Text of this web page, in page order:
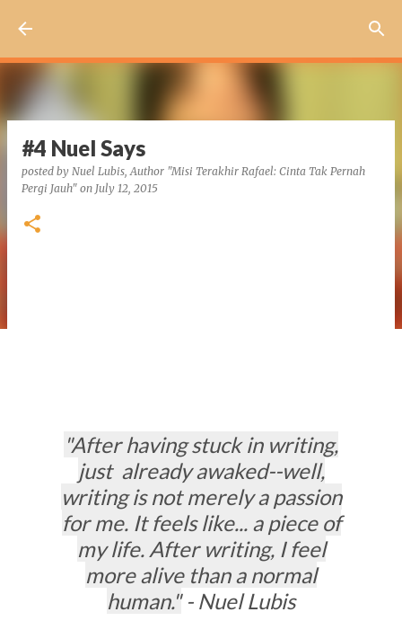
#4 Nuel Says
posted by Nuel Lubis, Author "Misi Terakhir Rafael: Cinta Tak Pernah
Pergi Jauh" on July 12, 2015
"After having stuck in writing,
just already awaked--well,
writing is not merely a passion
for me. It feels like... a piece of
my life. After writing, I feel
more alive than a normal
human."- Nuel Lubis